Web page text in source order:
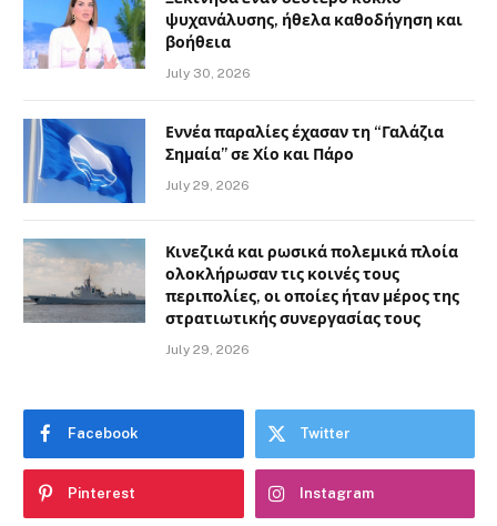
ψυχανάλυσης, ήθελα καθοδήγηση και
βοήθεια
July 30, 2026
Εννέα παραλίες έχασαν τη “Γαλάζια
Σημαία” σε Χίο και Πάρο
July 29, 2026
Κινεζικά και ρωσικά πολεμικά πλοία
ολοκλήρωσαν τις κοινές τους
περιπολίες, οι οποίες ήταν μέρος της
στρατιωτικής συνεργασίας τους
July 29, 2026
Facebook Twitter
Pinterest Instagram